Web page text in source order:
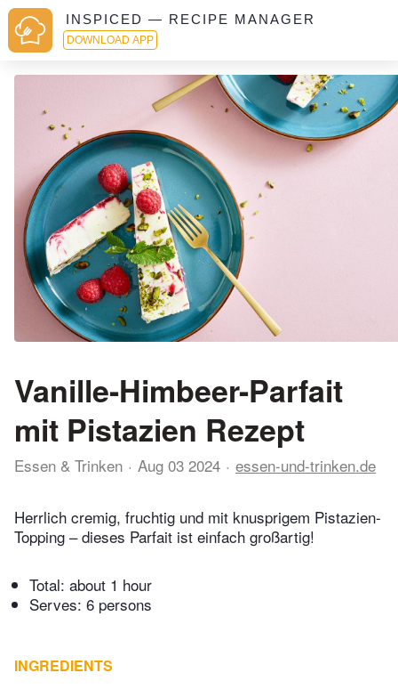
INSPICED — RECIPE MANAGER
DOWNLOAD APP
Vanille-Himbeer-Parfait
mit Pistazien Rezept
Essen & Trinken Aug 03 2024 essen-und-trinken.de
Herrlich cremig, fruchtig und mit knusprigem Pistazien-
Topping – dieses Parfait ist einfach großartig!
Total: about 1 hour
Serves: 6 persons
INGREDIENTS